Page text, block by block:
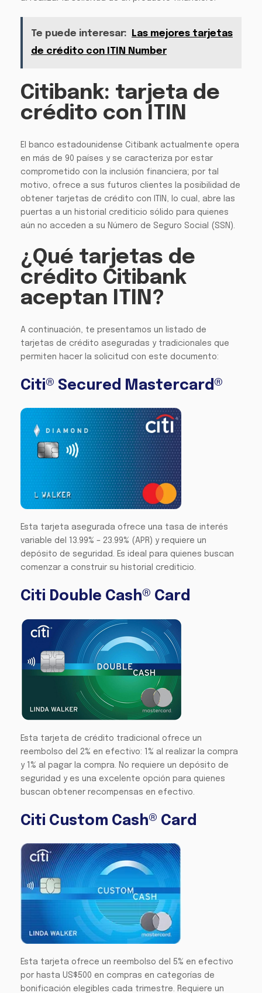
Te puede interesar:
Las mejores tarjetas
de crédito con ITIN Number
Citibank: tarjeta de
crédito con ITIN
El banco estadounidense Citibank actualmente opera
en más de 90 países y se caracteriza por estar
comprometido con la inclusión financiera; por tal
motivo, ofrece a sus futuros clientes la posibilidad de
obtener tarjetas de crédito con ITIN, lo cual, abre las
puertas a un historial crediticio sólido para quienes
aún no acceden a su Número de Seguro Social (SSN).
¿Qué tarjetas de
crédito Citibank
aceptan ITIN?
A continuación, te presentamos un listado de
tarjetas de crédito aseguradas y tradicionales que
permiten hacer la solicitud con este documento:
Citi® Secured Mastercard®
Esta tarjeta asegurada ofrece una tasa de interés
variable del 13.99% – 23.99% (APR) y requiere un
depósito de seguridad. Es ideal para quienes buscan
comenzar a construir su historial crediticio.
Citi Double Cash® Card
Esta tarjeta de crédito tradicional ofrece un
reembolso del 2% en efectivo: 1% al realizar la compra
y 1% al pagar la compra. No requiere un depósito de
seguridad y es una excelente opción para quienes
buscan obtener recompensas en efectivo.
Citi Custom Cash® Card
Esta tarjeta ofrece un reembolso del 5% en efectivo
por hasta US$500 en compras en categorías de
bonificación elegibles cada trimestre. Requiere un